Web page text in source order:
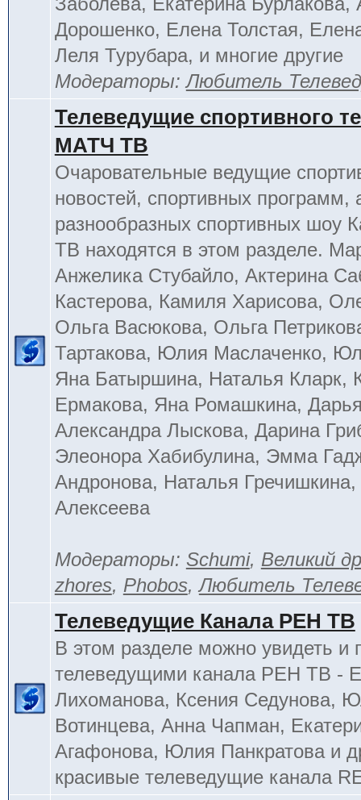
Дорошенко, Елена Толстая,
Леля Турубара, и многие другие
Модераторы:Любитель
Телеведущие спортивного
МАТЧ ТВ
Очаровательные ведущие
новостей, спортивных программ,
разнообразных спортивных шоу
ТВ находятся в этом разделе.
Анжелика Стубайло, Актерина
Кастерова, Камиля Харисова,
Ольга Васюкова, Ольга
Тартакова, Юлия Маслаченко,
Яна Батыршина, Наталья Кларк,
Ермакова, Яна Ромашкина,
Александра Лыскова, Дарина
Элеонора Хабибулина, Эмма
Андронова, Наталья
Алексеева
Модераторы: Schumi, Великий
zhores, Phobos,Любитель
Телеведущие Канала РЕН ТВ
В этом разделе можно увидеть и
телеведущими канала РЕН ТВ -
Лихоманова, Ксения Седунова,
Вотинцева, Анна Чапман,
Агафонова, Юлия Панкратова и
красивые телеведущие канала